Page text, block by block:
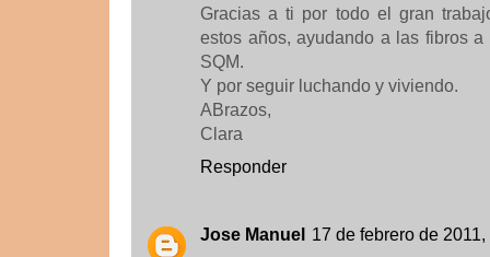
Gracias a ti por todo el gran
estos años, ayudando a las fibros
SQM.
Y por seguir luchando y viviendo.
ABrazos,
Clara
Responder
Jose Manuel
17 de febrero de 2011,